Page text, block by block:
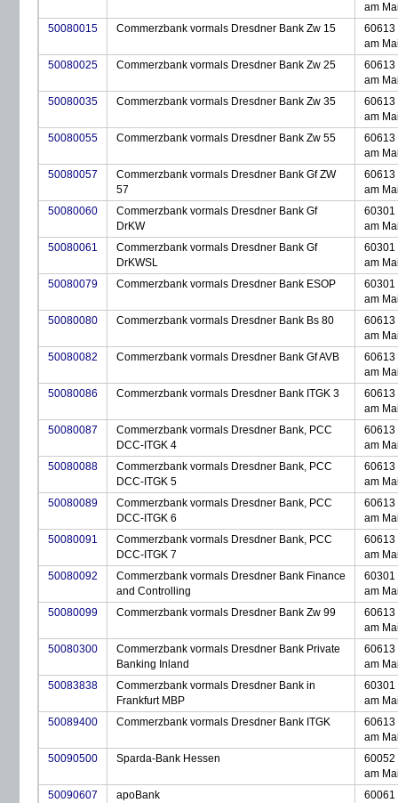
am
50080015
Commerzbank vormals Dresdner Bank Zw 15
60613
am
50080025
Commerzbank vormals Dresdner Bank Zw 25
60613
am
50080035
Commerzbank vormals Dresdner Bank Zw 35
60613
am
50080055
Commerzbank vormals Dresdner Bank Zw 55
60613
am
50080057
Commerzbank vormals Dresdner Bank Gf ZW
57
60613
am
50080060
Commerzbank vormals Dresdner Bank Gf
DrKW
60301
am
50080061
Commerzbank vormals Dresdner Bank Gf
DrKWSL
60301
am
50080079
Commerzbank vormals Dresdner Bank ESOP
60301
am
50080080
Commerzbank vormals Dresdner Bank Bs 80
60613
am
50080082
Commerzbank vormals Dresdner Bank Gf AVB
60613
am
50080086
Commerzbank vormals Dresdner Bank ITGK 3
60613
am
50080087
Commerzbank vormals Dresdner Bank, PCC
DCC-ITGK 4
60613
am
50080088
Commerzbank vormals Dresdner Bank, PCC
DCC-ITGK 5
60613
am
50080089
Commerzbank vormals Dresdner Bank, PCC
DCC-ITGK 6
60613
am
50080091
Commerzbank vormals Dresdner Bank, PCC
DCC-ITGK 7
60613
am
50080092
Commerzbank vormals Dresdner Bank Finance
and Controlling
60301
am
50080099
Commerzbank vormals Dresdner Bank Zw 99
60613
am
50080300
Commerzbank vormals Dresdner Bank Private
Banking Inland
60613
am
50083838
Commerzbank vormals Dresdner Bank in
Frankfurt MBP
60301
am
50089400
Commerzbank vormals Dresdner Bank ITGK
60613
am
50090500
Sparda-Bank Hessen
60052
am
50090607
apoBank
60061